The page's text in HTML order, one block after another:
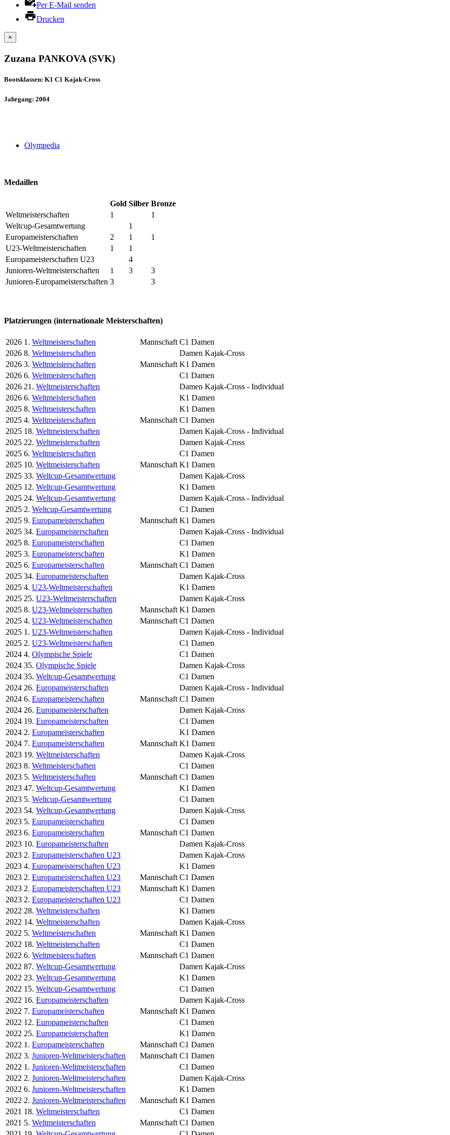
Per E-Mail senden
Drucken
×
Zuzana PANKOVA (SVK)
Bootsklassen: K1 C1 Kajak-Cross
Jahrgang: 2004
Olympedia
Medaillen
Gold Silber Bronze
Weltmeisterschaften
1
1
Weltcup-Gesamtwertung
1
Europameisterschaften
2 1
1
U23-Weltmeisterschaften
1
1
Europameisterschaften U23
4
Junioren-Weltmeisterschaften
1 3
3
Junioren-Europameisterschaften 3 3
Platzierungen (internationale Meisterschaften)
2026 1. Weltmeisterschaften Mannschaft C1 Damen
2026 8. Weltmeisterschaften
Damen Kajak-Cross
2026 3. Weltmeisterschaften Mannschaft K1 Damen
2026 6. Weltmeisterschaften
C1 Damen
2026 21. Weltmeisterschaften
Damen Kajak-Cross - Individual
2026 6. Weltmeisterschaften
K1 Damen
2025 8. Weltmeisterschaften
K1 Damen
2025 4. Weltmeisterschaften Mannschaft C1 Damen
2025 18. Weltmeisterschaften
Damen Kajak-Cross - Individual
2025 22. Weltmeisterschaften
Damen Kajak-Cross
2025 6. Weltmeisterschaften
C1 Damen
2025 10. Weltmeisterschaften Mannschaft K1 Damen
2025 33. Weltcup-Gesamtwertung
Damen Kajak-Cross
2025 12. Weltcup-Gesamtwertung
K1 Damen
2025 24. Weltcup-Gesamtwertung
Damen Kajak-Cross - Individual
2025 2. Weltcup-Gesamtwertung
C1 Damen
2025 9. Europameisterschaften Mannschaft K1 Damen
2025 34. Europameisterschaften
Damen Kajak-Cross - Individual
2025 8. Europameisterschaften
C1 Damen
2025 3. Europameisterschaften
K1 Damen
2025 6. Europameisterschaften Mannschaft C1 Damen
2025 34. Europameisterschaften
Damen Kajak-Cross
2025 4. U23-Weltmeisterschaften
K1 Damen
2025 25. U23-Weltmeisterschaften
Damen Kajak-Cross
2025 8. U23-Weltmeisterschaften Mannschaft K1 Damen
2025 4. U23-Weltmeisterschaften Mannschaft C1 Damen
2025 1. U23-Weltmeisterschaften
Damen Kajak-Cross - Individual
2025 2. U23-Weltmeisterschaften
C1 Damen
2024 4. Olympische Spiele
C1 Damen
2024 35. Olympische Spiele
Damen Kajak-Cross
2024 35. Weltcup-Gesamtwertung
C1 Damen
2024 26. Europameisterschaften
Damen Kajak-Cross - Individual
2024 6. Europameisterschaften Mannschaft C1 Damen
2024 26. Europameisterschaften
Damen Kajak-Cross
2024 19. Europameisterschaften
C1 Damen
2024 2. Europameisterschaften
K1 Damen
2024 7. Europameisterschaften Mannschaft K1 Damen
2023 19. Weltmeisterschaften
Damen Kajak-Cross
2023 8. Weltmeisterschaften
C1 Damen
2023 5. Weltmeisterschaften Mannschaft C1 Damen
2023 47. Weltcup-Gesamtwertung
K1 Damen
2023 5. Weltcup-Gesamtwertung
C1 Damen
2023 54. Weltcup-Gesamtwertung
Damen Kajak-Cross
2023 5. Europameisterschaften
C1 Damen
2023 6. Europameisterschaften Mannschaft C1 Damen
2023 10. Europameisterschaften
Damen Kajak-Cross
2023 2. Europameisterschaften U23
Damen Kajak-Cross
2023 4. Europameisterschaften U23
K1 Damen
2023 2. Europameisterschaften U23 Mannschaft C1 Damen
2023 2. Europameisterschaften U23 Mannschaft K1 Damen
2023 2. Europameisterschaften U23
C1 Damen
2022 28. Weltmeisterschaften
K1 Damen
2022 14. Weltmeisterschaften
Damen Kajak-Cross
2022 5. Weltmeisterschaften Mannschaft K1 Damen
2022 18. Weltmeisterschaften
C1 Damen
2022 6. Weltmeisterschaften Mannschaft C1 Damen
2022 87. Weltcup-Gesamtwertung
Damen Kajak-Cross
2022 23. Weltcup-Gesamtwertung
K1 Damen
2022 15. Weltcup-Gesamtwertung
C1 Damen
2022 16. Europameisterschaften
Damen Kajak-Cross
2022 7. Europameisterschaften Mannschaft K1 Damen
2022 12. Europameisterschaften
C1 Damen
2022 25. Europameisterschaften
K1 Damen
2022 1. Europameisterschaften Mannschaft C1 Damen
2022 3. Junioren-Weltmeisterschaften Mannschaft C1 Damen
2022 1. Junioren-Weltmeisterschaften
C1 Damen
2022 2. Junioren-Weltmeisterschaften
Damen Kajak-Cross
2022 6. Junioren-Weltmeisterschaften
K1 Damen
2022 2. Junioren-Weltmeisterschaften Mannschaft K1 Damen
2021 18. Weltmeisterschaften
C1 Damen
2021 5. Weltmeisterschaften Mannschaft C1 Damen